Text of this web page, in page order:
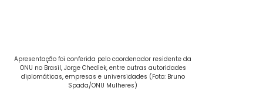
Apresentação foi conferida pelo coordenador residente da
ONU no Brasil, Jorge Chediek, entre outras autoridades
diplomáticas, empresas e universidades (Foto: Bruno
Spada/ONU Mulheres)